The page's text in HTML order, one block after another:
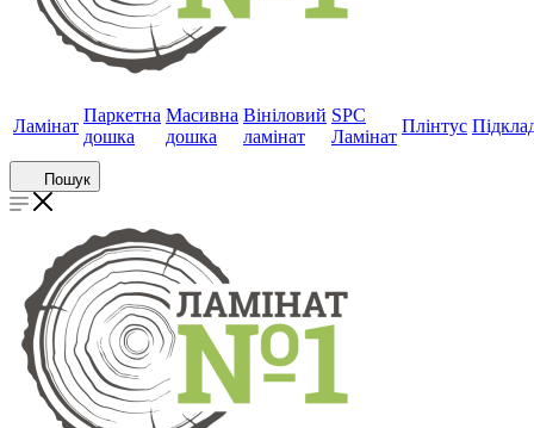
Ламінат
Паркетна
дошка
Масивна
дошка
Вініловий
ламінат
SPC
Ламінат
Плінтус
Пошук